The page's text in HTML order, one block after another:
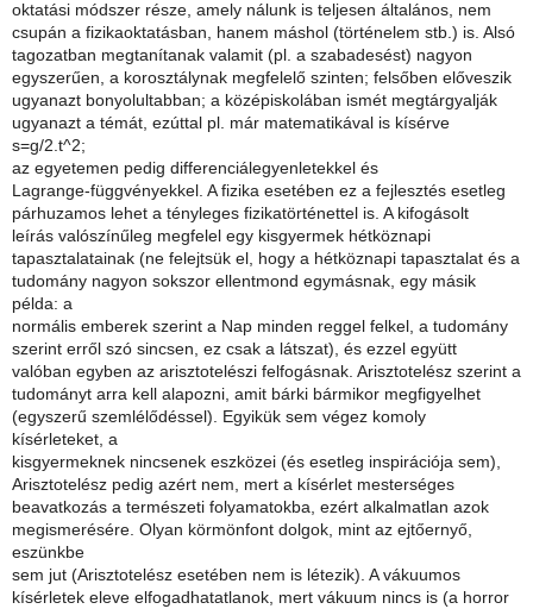
oktatási módszer része, amely nálunk is teljesen általános, nem
csupán a fizikaoktatásban, hanem máshol (történelem stb.) is. Alsó
tagozatban megtanítanak valamit (pl. a szabadesést) nagyon
egyszerűen, a korosztálynak megfelelő szinten; felsőben előveszik
ugyanazt bonyolultabban; a középiskolában ismét megtárgyalják
ugyanazt a témát, ezúttal pl. már matematikával is kísérve
s=g/2.t^2;
az egyetemen pedig differenciálegyenletekkel és
Lagrange-függvényekkel. A fizika esetében ez a fejlesztés esetleg
párhuzamos lehet a tényleges fizikatörténettel is. A kifogásolt
leírás valószínűleg megfelel egy kisgyermek hétköznapi
tapasztalatainak (ne felejtsük el, hogy a hétköznapi tapasztalat és a
tudomány nagyon sokszor ellentmond egymásnak, egy másik
példa: a
normális emberek szerint a Nap minden reggel felkel, a tudomány
szerint erről szó sincsen, ez csak a látszat), és ezzel együtt
valóban egyben az arisztotelészi felfogásnak. Arisztotelész szerint a
tudományt arra kell alapozni, amit bárki bármikor megfigyelhet
(egyszerű szemlélődéssel). Egyikük sem végez komoly
kísérleteket, a
kisgyermeknek nincsenek eszközei (és esetleg inspirációja sem),
Arisztotelész pedig azért nem, mert a kísérlet mesterséges
beavatkozás a természeti folyamatokba, ezért alkalmatlan azok
megismerésére. Olyan körmönfont dolgok, mint az ejtőernyő,
eszünkbe
sem jut (Arisztotelész esetében nem is létezik). A vákuumos
kísérletek eleve elfogadhatatlanok, mert vákuum nincs is (a horror